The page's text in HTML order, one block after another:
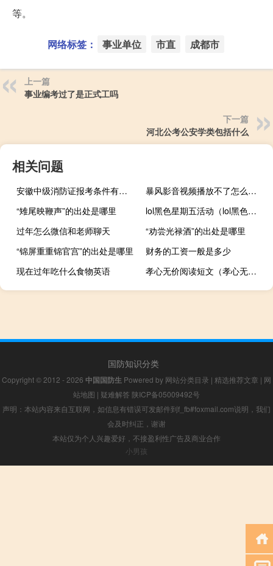
等。
网络标签： 事业单位 市直 成都市
上一篇
事业编考过了是正式工吗
下一篇
河北公考公安学类包括什么
相关问题
安徽中级消防证报考条件有哪些
暴风影音视频播放不了怎么办（暴风影音播放不了怎么回事）
“雉尾映鞭声”的出处是哪里
lol黑色星期五活动（lol黑色星期五）
过年怎么微信和老师聊天
“劝尝光禄酒”的出处是哪里
“锦屏重重锦官宫”的出处是哪里
财务的工资一般是多少
现在过年吃什么食物英语
孝心无价阅读短文（孝心无价的阅读答案）
国防知识分类
Copyright © 2012 - 2026 中国国防生 Powered by 网站分类目录 | 精选推荐文章 | 网
站地图 | 疑难解答 陕ICP备05009492号
声明：本站内容来自互联网，如信息有错误可发邮件到f_fb#foxmail.com说明，我们
会及时纠正，谢谢
本站仅为个人兴趣爱好，不接盈利性广告及商业合作
小男孩